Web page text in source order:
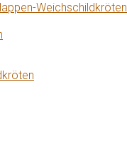
Weichschildkröten